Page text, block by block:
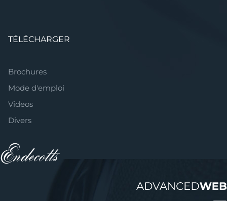
TÉLÉCHARGER
Brochures
Mode d'emploi
Videos
Divers